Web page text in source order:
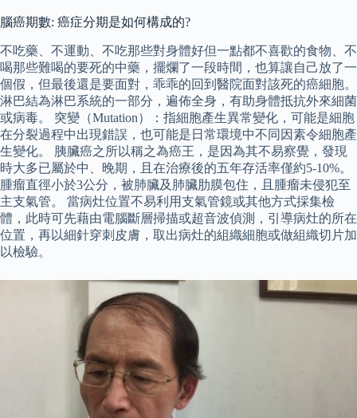
腦癌期數: 癌症分期是如何構成的?
不吃藥、不運動、不吃那些對身體好但一點都不喜歡的食物、不
喝那些難喝的要死的中藥，擺爛了一段時間，也算讓自己放了一
個假，但最後還是要面對，乖乖的回到醫院面對該死的癌細胞。
淋巴結為淋巴系統的一部分，遍佈全身，有助身體抵抗外來細菌
或病毒。 突變（Mutation）：指細胞產生異常變化，可能是細胞
在分裂過程中出現錯誤，也可能是日常環境中不同因素令細胞產
生變化。 胰臟癌之所以稱之為癌王，是因為其不易察覺，發現
時大多已屬於中、晚期，且在治療後的五年存活率僅約5-10%。
腫瘤直徑小於3公分，被肺臟及肺臟肋膜包住，且腫瘤未侵犯至
主支氣管。 當病灶位置不易利用支氣管鏡或其他方式採集檢
體，此時可先藉由電腦斷層掃描或超音波偵測，引導病灶的所在
位置，再以細針穿刺皮膚，取出病灶的組織細胞或做組織切片加
以檢驗。